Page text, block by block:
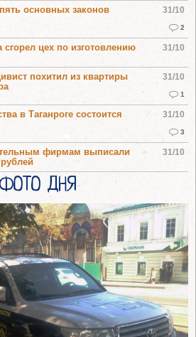
31/10
2
основных законов
31/10
сгорел цех по изготовлению
31/10
1
похитил из квартиры
31/10
3
в Таганроге состоится
31/10
фирмам выписали
ФОТО ДНЯ